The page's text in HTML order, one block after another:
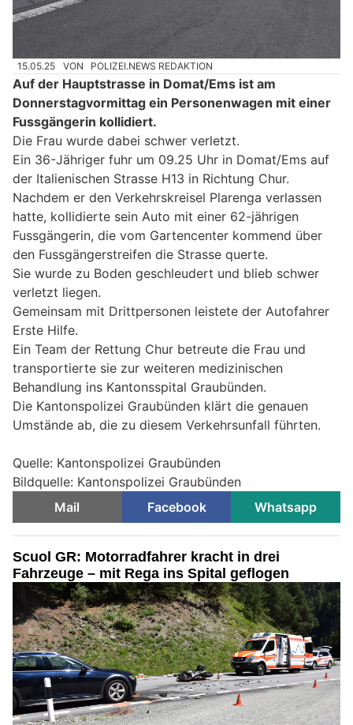
15.05.25 VON POLIZEI.NEWS REDAKTION
Auf der Hauptstrasse in Domat/Ems ist am
Donnerstagvormittag ein Personenwagen mit einer
Fussgängerin kollidiert.
Die Frau wurde dabei schwer verletzt.
Ein 36-Jähriger fuhr um 09.25 Uhr in Domat/Ems auf
der Italienischen Strasse H13 in Richtung Chur.
Nachdem er den Verkehrskreisel Plarenga verlassen
hatte, kollidierte sein Auto mit einer 62-jährigen
Fussgängerin, die vom Gartencenter kommend über
den Fussgängerstreifen die Strasse querte.
Sie wurde zu Boden geschleudert und blieb schwer
verletzt liegen.
Gemeinsam mit Drittpersonen leistete der Autofahrer
Erste Hilfe.
Ein Team der Rettung Chur betreute die Frau und
transportierte sie zur weiteren medizinischen
Behandlung ins Kantonsspital Graubünden.
Die Kantonspolizei Graubünden klärt die genauen
Umstände ab, die zu diesem Verkehrsunfall führten.
Quelle: Kantonspolizei Graubünden
Bildquelle: Kantonspolizei Graubünden
Mail
Facebook Whatsapp
Scuol GR: Motorradfahrer kracht in drei
Fahrzeuge – mit Rega ins Spital geflogen